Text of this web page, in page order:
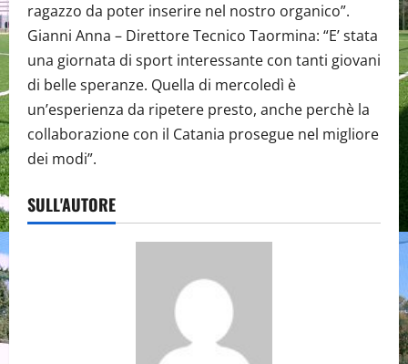
ragazzo da poter inserire nel nostro organico”.
Gianni Anna – Direttore Tecnico Taormina: “E’ stata
una giornata di sport interessante con tanti giovani
di belle speranze. Quella di mercoledì è
un’esperienza da ripetere presto, anche perchè la
collaborazione con il Catania prosegue nel migliore
dei modi”.
SULL'AUTORE